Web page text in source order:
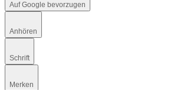
Auf Google bevorzugen
Anhören
Schrift
Merken